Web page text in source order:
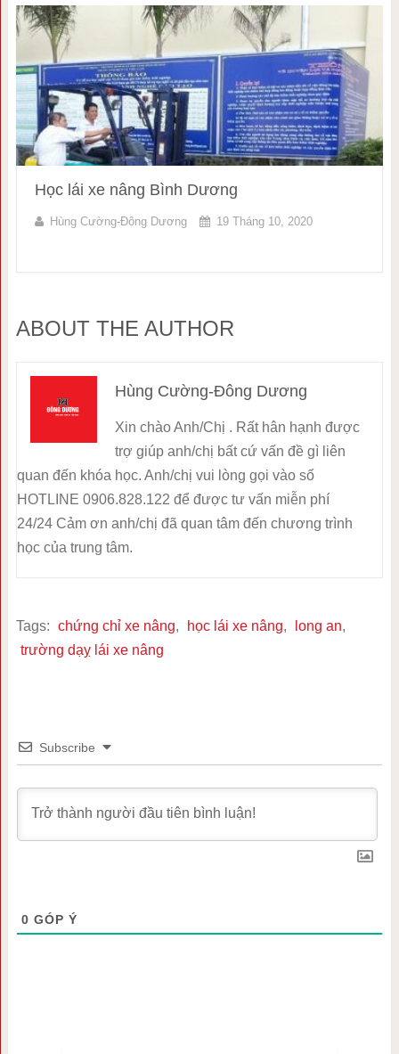
Học lái xe nâng Bình Dương
Hùng Cường-Đông Dương 19 Tháng 10, 2020
ABOUT THE AUTHOR
Hùng Cường-Đông Dương
Xin chào Anh/Chị . Rất hân hạnh được
trợ giúp anh/chị bất cứ vấn đề gì liên
quan đến khóa học. Anh/chị vui lòng gọi vào số
HOTLINE 0906.828.122 để được tư vấn miễn phí
24/24 Cảm ơn anh/chị đã quan tâm đến chương trình
học của trung tâm.
Tags: chứng chỉ xe nâng, học lái xe nâng, long an,
trường dạỵ lái xe nâng
Subscribe
0 GÓP Ý